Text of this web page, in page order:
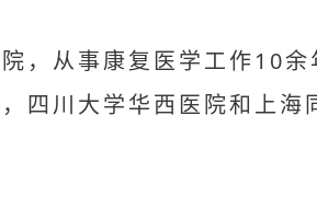
，从事康复医学工作10
四川大学华西医院和上